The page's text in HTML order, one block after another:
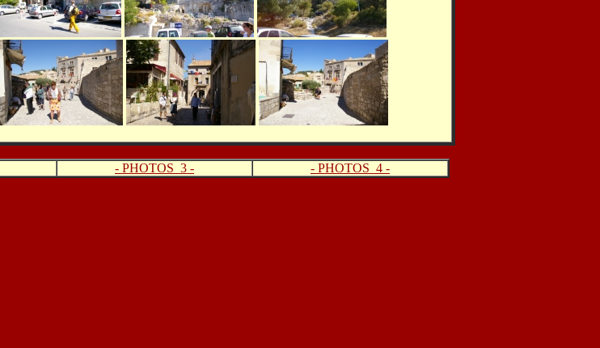
- PHOTOS 3 - - PHOTOS 4 -